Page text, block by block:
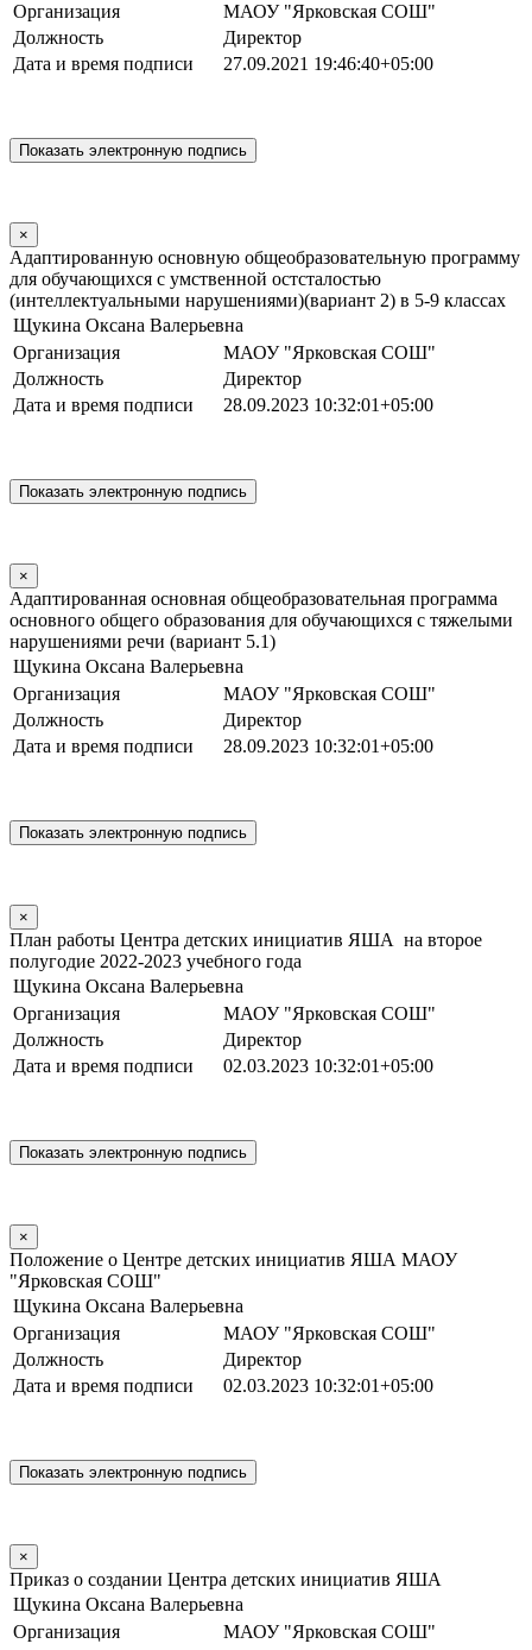
Организация
МАОУ "Ярковская СОШ"
Должность
Директор
Дата и время подписи
27.09.2021 19:46:40+05:00
×
Адаптированную основную общеобразовательную программу
для обучающихся с умственной остсталостью
(интеллектуальными нарушениями)(вариант 2) в 5-9 классах
Щукина Оксана Валерьевна
Организация
МАОУ "Ярковская СОШ"
Должность
Директор
Дата и время подписи
28.09.2023 10:32:01+05:00
×
Адаптированная основная общеобразовательная программа
основного общего образования для обучающихся с тяжелыми
нарушениями речи (вариант 5.1)
Щукина Оксана Валерьевна
Организация
МАОУ "Ярковская СОШ"
Должность
Директор
Дата и время подписи
28.09.2023 10:32:01+05:00
×
План работы Центра детских инициатив ЯША на второе
полугодие 2022-2023 учебного года
Щукина Оксана Валерьевна
Организация
МАОУ "Ярковская СОШ"
Должность
Директор
Дата и время подписи
02.03.2023 10:32:01+05:00
×
Положение о Центре детских инициатив ЯША МАОУ
"Ярковская СОШ"
Щукина Оксана Валерьевна
Организация
МАОУ "Ярковская СОШ"
Должность
Директор
Дата и время подписи
02.03.2023 10:32:01+05:00
×
Приказ о создании Центра детских инициатив ЯША
Щукина Оксана Валерьевна
Организация
МАОУ "Ярковская СОШ"